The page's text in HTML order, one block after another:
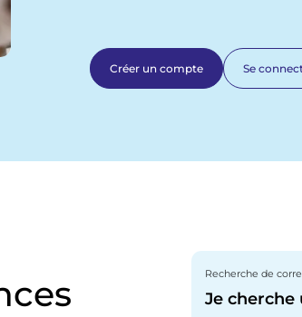
Créer un compte Se
Recherche de
Je cherche